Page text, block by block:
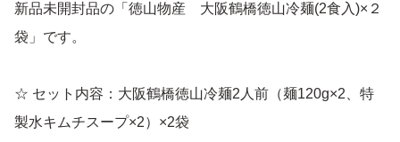
新品未開封品の「徳山物産 大阪鶴橋徳山冷麺(2食入)×２
袋」です。
☆ セット内容：大阪鶴橋徳山冷麺2人前（麺120g×2、特
製水キムチスープ×2）×2袋